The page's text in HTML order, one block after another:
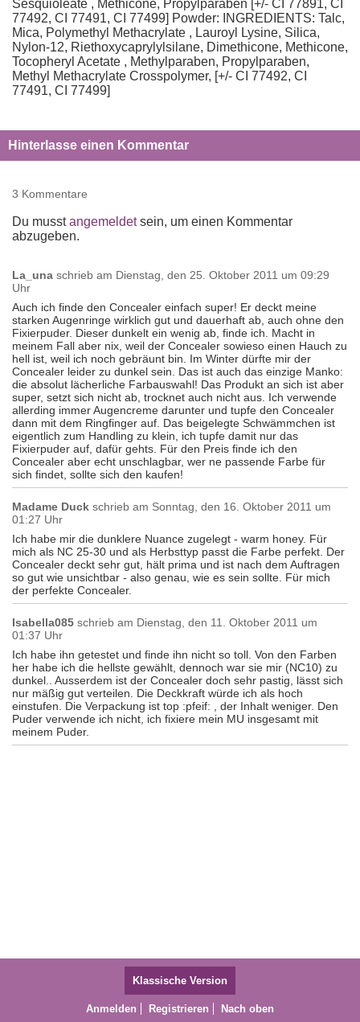
Sesquioleate , Methicone, Propylparaben [+/- CI 77891, CI
77492, CI 77491, CI 77499] Powder: INGREDIENTS: Talc,
Mica, Polymethyl Methacrylate , Lauroyl Lysine, Silica,
Nylon-12, Riethoxycaprylylsilane, Dimethicone, Methicone,
Tocopheryl Acetate , Methylparaben, Propylparaben,
Methyl Methacrylate Crosspolymer, [+/- CI 77492, CI
77491, CI 77499]
Hinterlasse einen Kommentar
3 Kommentare
Du musstangemeldetsein, um einen Kommentar
abzugeben.
La_una schrieb am Dienstag, den 25. Oktober 2011 um 09:29
Uhr
Auch ich finde den Concealer einfach super! Er deckt meine
starken Augenringe wirklich gut und dauerhaft ab, auch ohne den
Fixierpuder. Dieser dunkelt ein wenig ab, finde ich. Macht in
meinem Fall aber nix, weil der Concealer sowieso einen Hauch zu
hell ist, weil ich noch gebräunt bin. Im Winter dürfte mir der
Concealer leider zu dunkel sein. Das ist auch das einzige Manko:
die absolut lächerliche Farbauswahl! Das Produkt an sich ist aber
super, setzt sich nicht ab, trocknet auch nicht aus. Ich verwende
allerding immer Augencreme darunter und tupfe den Concealer
dann mit dem Ringfinger auf. Das beigelegte Schwämmchen ist
eigentlich zum Handling zu klein, ich tupfe damit nur das
Fixierpuder auf, dafür gehts. Für den Preis finde ich den
Concealer aber echt unschlagbar, wer ne passende Farbe für
sich findet, sollte sich den kaufen!
Madame Duck schrieb am Sonntag, den 16. Oktober 2011 um
01:27 Uhr
Ich habe mir die dunklere Nuance zugelegt - warm honey. Für
mich als NC 25-30 und als Herbsttyp passt die Farbe perfekt. Der
Concealer deckt sehr gut, hält prima und ist nach dem Auftragen
so gut wie unsichtbar - also genau, wie es sein sollte. Für mich
der perfekte Concealer.
Isabella085 schrieb am Dienstag, den 11. Oktober 2011 um
01:37 Uhr
Ich habe ihn getestet und finde ihn nicht so toll. Von den Farben
her habe ich die hellste gewählt, dennoch war sie mir (NC10) zu
dunkel.. Ausserdem ist der Concealer doch sehr pastig, lässt sich
nur mäßig gut verteilen. Die Deckkraft würde ich als hoch
einstufen. Die Verpackung ist top :pfeif: , der Inhalt weniger. Den
Puder verwende ich nicht, ich fixiere mein MU insgesamt mit
meinem Puder.
Klassische Version
Anmelden Registrieren Nach oben